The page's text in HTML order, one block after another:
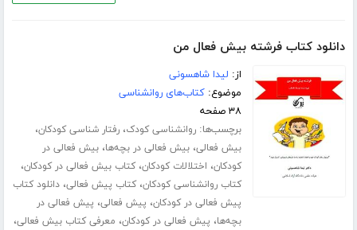
دانلود کتاب فرشته بیش فعال من
از: لیدا شاهسونی
موضوع:کتاب‌های روانشناسی
۳۸ صفحه
برچسب‌ها:روانشناسی کودک،رفتار شناسی کودکان،
بیش فعالی،بیش فعالی در بچه‌ها،بیش فعالی در
کودکان، اختلالات کودکان،کتاب بیش فعالی در کودکان،
کتاب روانشناسی کودکان،کتاب پیش فعالی،دانلود کتاب
پیش فعالی در کودکان، پیش فعالی، پیش فعالی در
بچه‌ها، پیش فعالی در کودکان، معرفی کتاب بیش فعالی،